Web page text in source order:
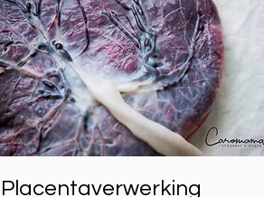
Placentaverwerking